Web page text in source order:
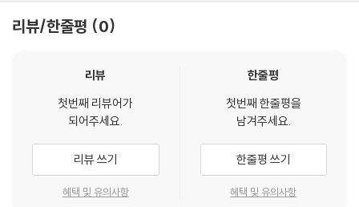
[문제 50]간이합병과 소규모합병 114
[문제 53]분할합병회사의 연대책임 120
[문제 54]단순분할무효소, 주식의 선의취득, 형식주주, 122
[문제 55]어음의 변조항변과 어음책임 127
[문제 57]어음의 선의취득과 어음위조의 항변 132
[문제 58]제3자 항변과 이중무권의 항변 135
[문제 59]기한후배서와 인적항변 주장 가부 137
리뷰/한줄평 0
리뷰
첫번째 리뷰어가
되어주세요.
리뷰 쓰기
혜택 및 유의사항
한줄평
첫번째 한줄평을
남겨주세요.
한줄평 쓰기
혜택 및 유의사항